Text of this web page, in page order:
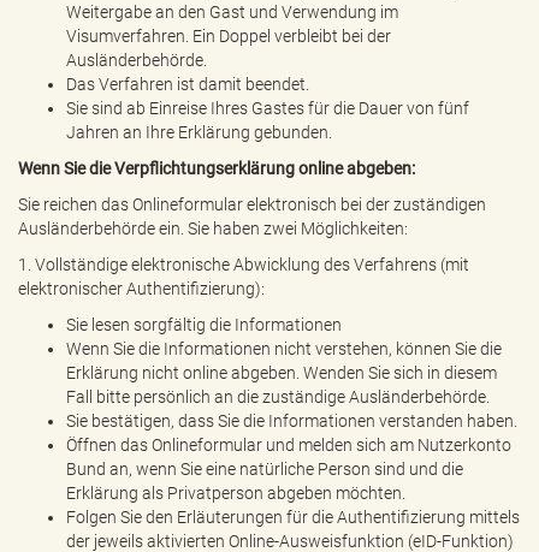
Weitergabe an den Gast und Verwendung im
Visumverfahren. Ein Doppel verbleibt bei der
Ausländerbehörde.
Das Verfahren ist damit beendet.
Sie sind ab Einreise Ihres Gastes für die Dauer von fünf
Jahren an Ihre Erklärung gebunden.
Wenn Sie die Verpflichtungserklärung online abgeben:
Sie reichen das Onlineformular elektronisch bei der zuständigen
Ausländerbehörde ein. Sie haben zwei Möglichkeiten:
1. Vollständige elektronische Abwicklung des Verfahrens (mit
elektronischer Authentifizierung):
Sie lesen sorgfältig die Informationen
Wenn Sie die Informationen nicht verstehen, können Sie die
Erklärung nicht online abgeben. Wenden Sie sich in diesem
Fall bitte persönlich an die zuständige Ausländerbehörde.
Sie bestätigen, dass Sie die Informationen verstanden haben.
Öffnen das Onlineformular und melden sich am Nutzerkonto
Bund an, wenn Sie eine natürliche Person sind und die
Erklärung als Privatperson abgeben möchten.
Folgen Sie den Erläuterungen für die Authentifizierung mittels
der jeweils aktivierten Online-Ausweisfunktion (eID-Funktion)